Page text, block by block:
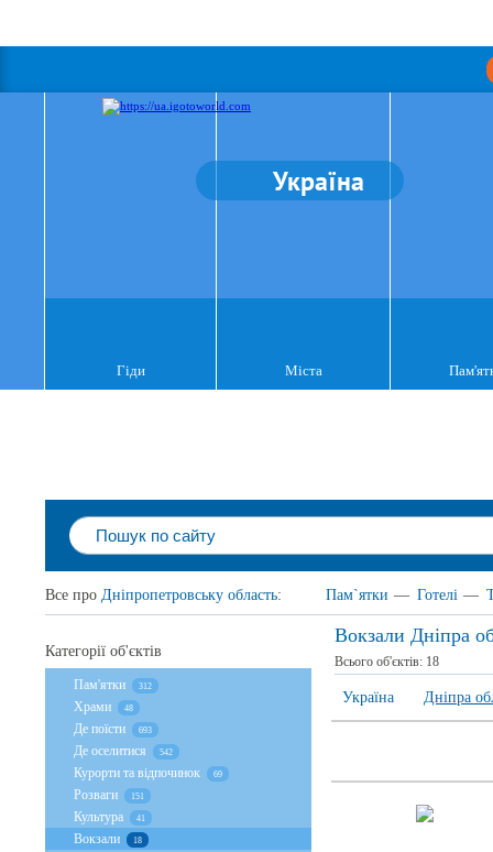
Україна
Гіди Міста
Все про Дніпропетровську область: Пам`ятки — Готелі —
Вокзали Дніпра
Всього об'єктів: 18
Україна Дніпра
Категорії об'єктів
Пам'ятки 312
Храми 48
Де поїсти 693
Де оселитися 542
Курорти та відпочинок 69
Розваги 151
Культура 41
Вокзали 18